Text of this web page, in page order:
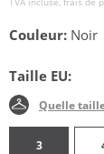
Couleur: Noir
Taille EU:
Quelle
3